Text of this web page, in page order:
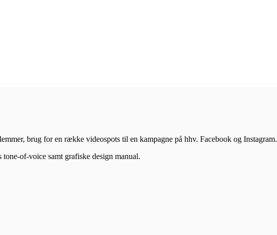
brug for en række videospots til en kampagne på hhv. Facebook og Instagram.
of-voice samt grafiske design manual.